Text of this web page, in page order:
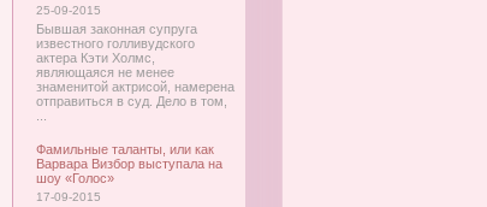
25-09-2015
Бывшая законная супруга
известного голливудского
актера Кэти Холмс,
являющаяся не менее
знаменитой актрисой, намерена
отправиться в суд. Дело в том,
Фамильные таланты, или как
Варвара Визбор выступала на
шоу «Голос»
17-09-2015